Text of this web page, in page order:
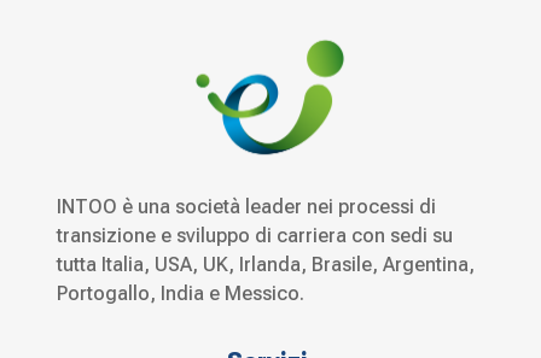
INTOO è una società leader nei processi di
transizione e sviluppo di carriera con sedi su
tutta Italia, USA, UK, Irlanda, Brasile, Argentina,
Portogallo, India e Messico.